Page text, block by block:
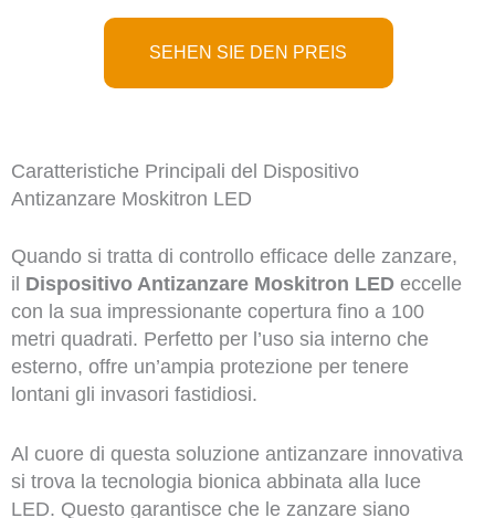
SEHEN SIE DEN PREIS
Caratteristiche Principali del Dispositivo
Antizanzare Moskitron LED
Quando si tratta di controllo efficace delle zanzare,
il Dispositivo Antizanzare Moskitron LEDeccelle
con la sua impressionante copertura fino a 100
metri quadrati. Perfetto per l’uso sia interno che
esterno, offre un’ampia protezione per tenere
lontani gli invasori fastidiosi.
Al cuore di questa soluzione antizanzare innovativa
si trova la tecnologia bionica abbinata alla luce
LED. Questo garantisce che le zanzare siano